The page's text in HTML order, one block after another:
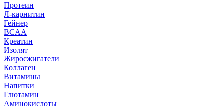
Протеин
Л-карнитин
Гейнер
BCAA
Креатин
Изолят
Жиросжигатели
Коллаген
Витамины
Напитки
Глютамин
Аминокислоты